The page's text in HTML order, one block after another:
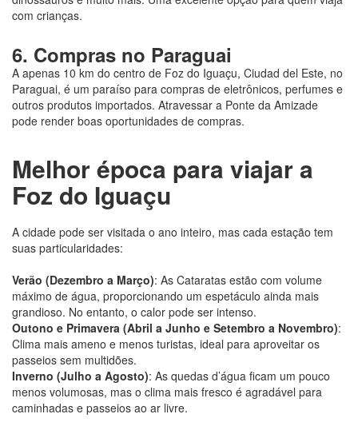
com crianças.
6. Compras no Paraguai
A apenas 10 km do centro de Foz do Iguaçu, Ciudad del Este, no
Paraguai, é um paraíso para compras de eletrônicos, perfumes e
outros produtos importados. Atravessar a Ponte da Amizade
pode render boas oportunidades de compras.
Melhor época para viajar a
Foz do Iguaçu
A cidade pode ser visitada o ano inteiro, mas cada estação tem
suas particularidades:
Verão (Dezembro a Março): As Cataratas estão com volume
máximo de água, proporcionando um espetáculo ainda mais
grandioso. No entanto, o calor pode ser intenso.
Outono e Primavera (Abril a Junho e Setembro a Novembro):
Clima mais ameno e menos turistas, ideal para aproveitar os
passeios sem multidões.
Inverno (Julho a Agosto): As quedas d’água ficam um pouco
menos volumosas, mas o clima mais fresco é agradável para
caminhadas e passeios ao ar livre.